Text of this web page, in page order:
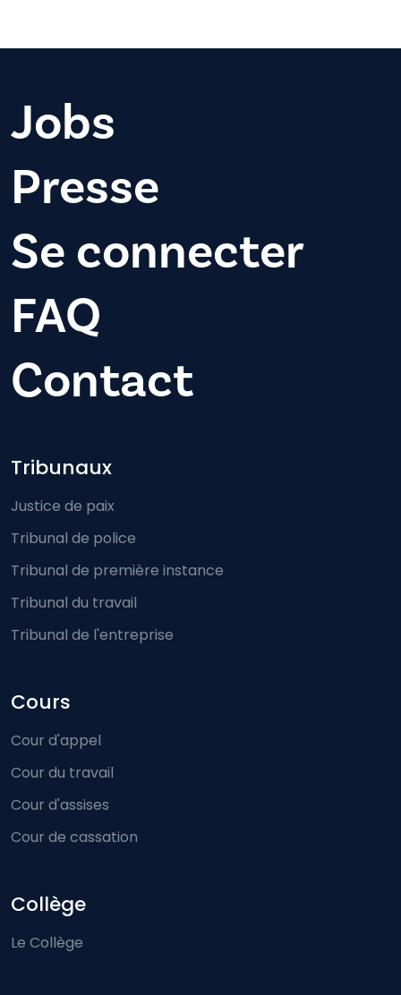
Jobs
Presse
Se connecter
FAQ
Contact
Footer-menu
Tribunaux
Justice de paix
Tribunal de police
Tribunal de première instance
Tribunal du travail
Tribunal de l'entreprise
Cours
Cour d'appel
Cour du travail
Cour d'assises
Cour de cassation
Collège
Le Collège